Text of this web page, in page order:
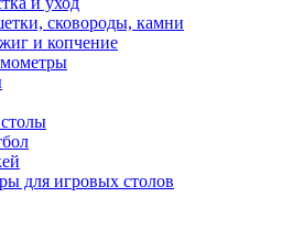
сковороды, камни
и копчение
для игровых столов